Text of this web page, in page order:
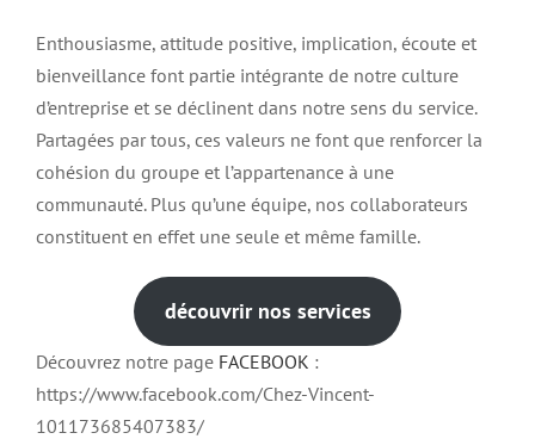
Enthousiasme, attitude positive, implication, écoute et
bienveillance font partie intégrante de notre culture
d’entreprise et se déclinent dans notre sens du service.
Partagées par tous, ces valeurs ne font que renforcer la
cohésion du groupe et l’appartenance à une
communauté. Plus qu’une équipe, nos collaborateurs
constituent en effet une seule et même famille.
découvrir nos services
Découvrez notre page FACEBOOK :
https://www.facebook.com/Chez-Vincent-
101173685407383/